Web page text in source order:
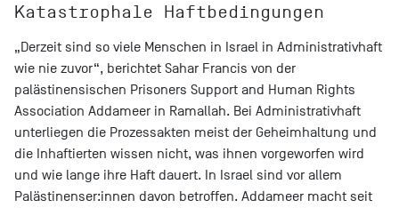
Katastrophale Haftbedingungen
„Derzeit sind so viele Menschen in Israel in Administrativhaft
wie nie zuvor“, berichtet Sahar Francis von der
palästinensischen Prisoners Support and Human Rights
Association Addameer in Ramallah. Bei Administrativhaft
unterliegen die Prozessakten meist der Geheimhaltung und
die Inhaftierten wissen nicht, was ihnen vorgeworfen wird
und wie lange ihre Haft dauert. In Israel sind vor allem
Palästinenser:innen davon betroffen. Addameer macht seit